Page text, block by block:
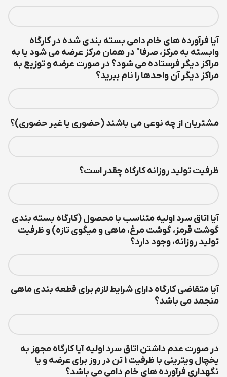
آیا فرآورده هاي خام دامي بسته بندي شده در كارگاه
وابسته به مركز، صرفا" در همان مرکز عرضه مي شود یا به
مراکز دیگر فرستاده می شود؟ در صورت عرضه و توزیع به
مراکز دیگر آن واحدها را نام ببرید؟
مشتریان از چه نوعی می باشند (حضوری یا غیر حضوری)؟
ظرفیت تولید روزانه کارگاه چقدر است؟
آیا اتاق سرد اولیه متناسب با محصول (کارگاه بسته بندی
گوشت قرمز، گوشت مرغ، ماهی و میگوی تازه) و ظرفیت
تولید روزانه، وجود دارد؟
آیا متقاضی کارگاه دارای شرایط لازم برای قطعه بندی ماهی
منجمد می باشد؟
در صورت عدم داشتن اتاق سرد اولیه آیا کارگاه مجهز به
یخچال ویترینی با ظرفیت 1 تن در روز برای عرضه و یا
نگهداری فرآورده های خام دامی می باشد؟